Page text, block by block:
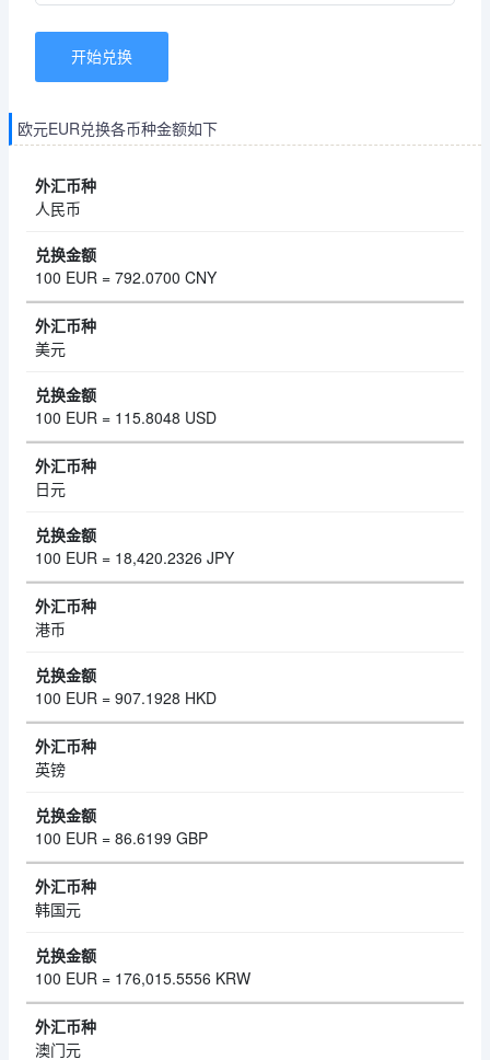
欧元EUR兑换各币种金额如下
人民币
100 EUR = 792.0700 CNY
美元
100 EUR = 115.8048 USD
日元
100 EUR = 18,420.2326 JPY
港币
100 EUR = 907.1928 HKD
英镑
100 EUR = 86.6199 GBP
韩国元
100 EUR = 176,015.5556 KRW
澳门元